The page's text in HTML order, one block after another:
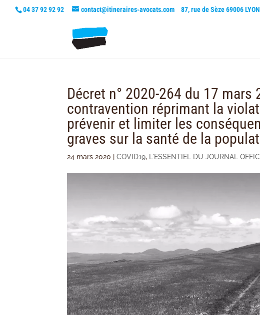
04 37 92 92 92 contact@itineraires-avocats.com 87, rue de Sèze 69006 LYON
Décret n° 2020-264 du 17 mars
contravention réprimant la
prévenir et limiter les
graves sur la santé de la
24 mars 2020 |COVID19, L'ESSENTIEL DU JOURNAL